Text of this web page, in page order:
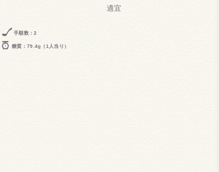
適宜
手順数：2
糖質：79.4g（1人当り）